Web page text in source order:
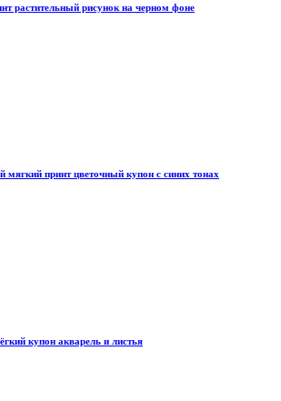
растительный рисунок на черном фоне
мягкий принт цветочный купон с синих тонах
купон акварель и листья